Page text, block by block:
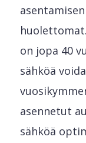
on jopa 40
sähköä
asennetut
sähköä